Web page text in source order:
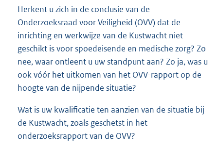
Herkent u zich in de conclusie van de
Onderzoeksraad voor Veiligheid (OVV) dat de
inrichting en werkwijze van de Kustwacht niet
geschikt is voor spoedeisende en medische zorg? Zo
nee, waar ontleent u uw standpunt aan? Zo ja, was u
ook vóór het uitkomen van het OVV-rapport op de
hoogte van de nijpende situatie?
Wat is uw kwalificatie ten aanzien van de situatie bij
de Kustwacht, zoals geschetst in het
onderzoeksrapport van de OVV?